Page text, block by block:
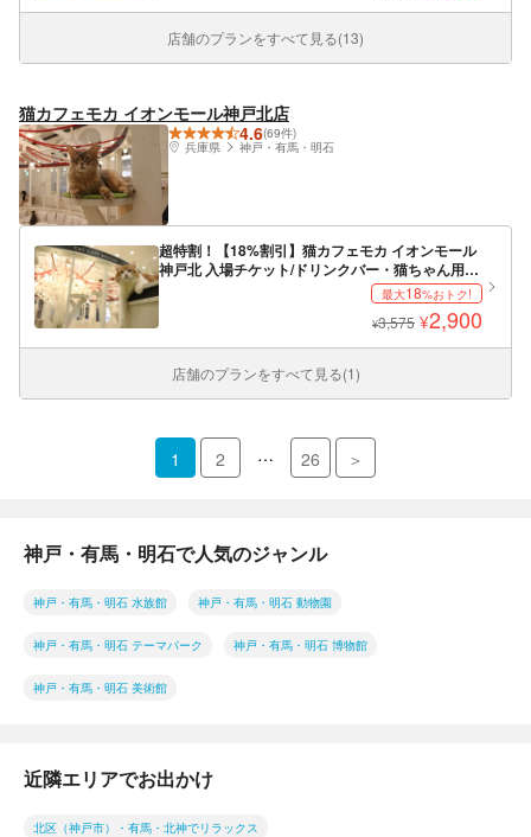
店舗のプランをすべて見る(13)
猫カフェモカ イオンモール神戸北店
4.6(69件)
兵庫県
神戸・有馬・明石
超特割！【18%割引】猫カフェモカ イオンモール
神戸北 入場チケット/ドリンクバー・猫ちゃん用お
最大18%おトク!
¥3,575 ¥2,900
店舗のプランをすべて見る(1)
1 2 … 26 ＞
神戸・有馬・明石で人気のジャンル
神戸・有馬・明石 水族館 神戸・有馬・明石 動物園
神戸・有馬・明石 テーマパーク 神戸・有馬・明石 博物館
神戸・有馬・明石 美術館
近隣エリアでお出かけ
北区（神戸市）・有馬・北神でリラックス